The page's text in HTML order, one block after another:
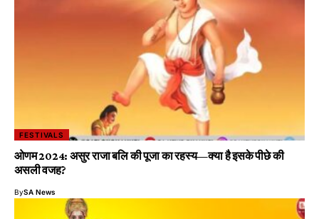
FESTIVALS
ओणम 2024: असुर राजा बलि की पूजा का रहस्य—क्या है इसके पीछे की
असली वजह?
BySA News